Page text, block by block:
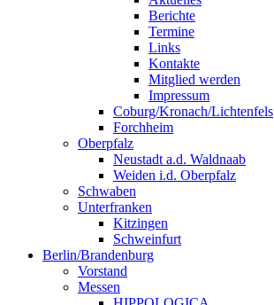
Berichte
Termine
Links
Kontakte
Mitglied werden
Impressum
Coburg/Kronach/Lichtenfels
Forchheim
Oberpfalz
Neustadt a.d. Waldnaab
Weiden i.d. Oberpfalz
Schwaben
Unterfranken
Kitzingen
Schweinfurt
Berlin/Brandenburg
Vorstand
Messen